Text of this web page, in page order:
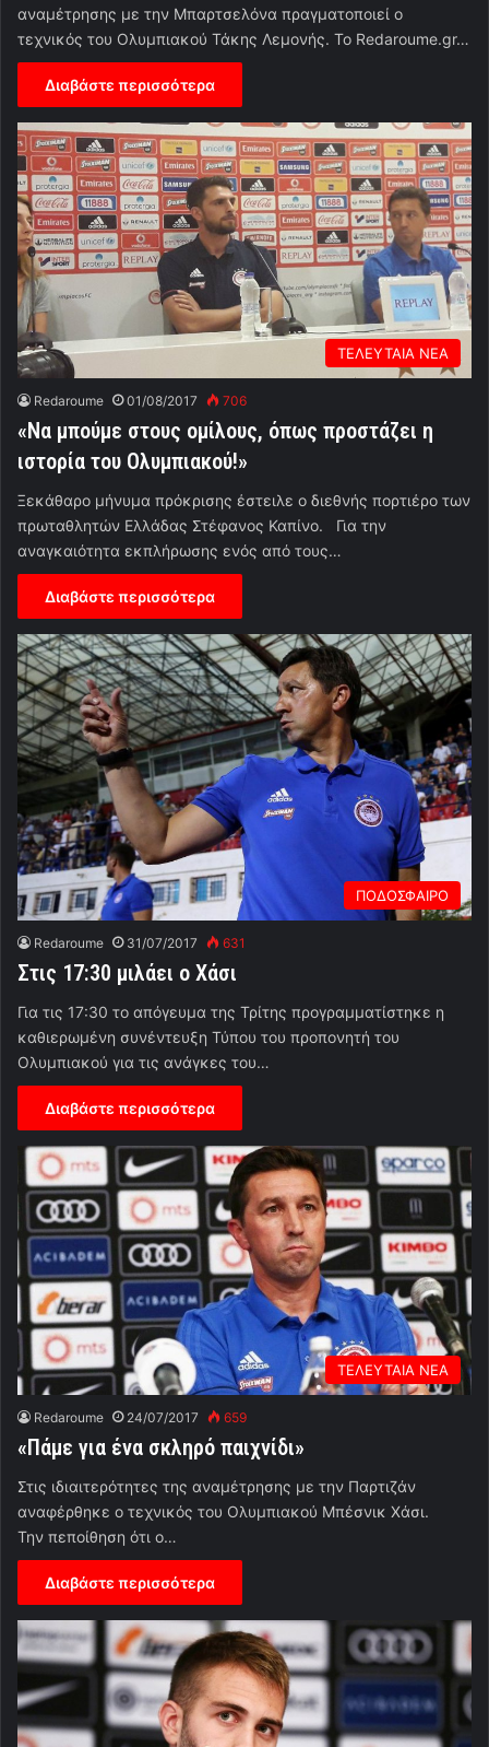
αναμέτρησης με την Μπαρτσελόνα πραγματοποιεί ο
τεχνικός του Ολυμπιακού Τάκης Λεμονής. To Redaroume.gr…
Διαβάστε περισσότερα
ΤΕΛΕΥΤΑΙΑ ΝΕΑ
Redaroume 01/08/2017 706
«Να μπούμε στους ομίλους, όπως προστάζει η
ιστορία του Ολυμπιακού!»
Ξεκάθαρο μήνυμα πρόκρισης έστειλε ο διεθνής πορτιέρο των
πρωταθλητών Ελλάδας Στέφανος Καπίνο. Για την
αναγκαιότητα εκπλήρωσης ενός από τους…
Διαβάστε περισσότερα
ΠΟΔΟΣΦΑΙΡΟ
Redaroume 31/07/2017 631
Στις 17:30 μιλάει ο Χάσι
Για τις 17:30 το απόγευμα της Τρίτης προγραμματίστηκε η
καθιερωμένη συνέντευξη Τύπου του προπονητή του
Ολυμπιακού για τις ανάγκες του…
Διαβάστε περισσότερα
ΤΕΛΕΥΤΑΙΑ ΝΕΑ
Redaroume 24/07/2017 659
«Πάμε για ένα σκληρό παιχνίδι»
Στις ιδιαιτερότητες της αναμέτρησης με την Παρτιζάν
αναφέρθηκε ο τεχνικός του Ολυμπιακού Μπέσνικ Χάσι.
Την πεποίθηση ότι ο…
Διαβάστε περισσότερα